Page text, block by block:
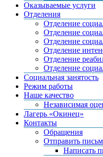
Оказываемые услуги
Отделения
Отделение
Отделение
Отделение
Отделение
Отделение
Отделение
Социальная занятость
Режим работы
Наше качество
Независимая
Лагерь «Окинец»
Контакты
Обращения
Отправить
Написать